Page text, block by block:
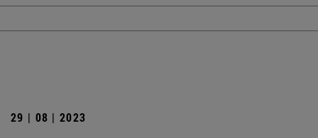
29 | 08 | 2023